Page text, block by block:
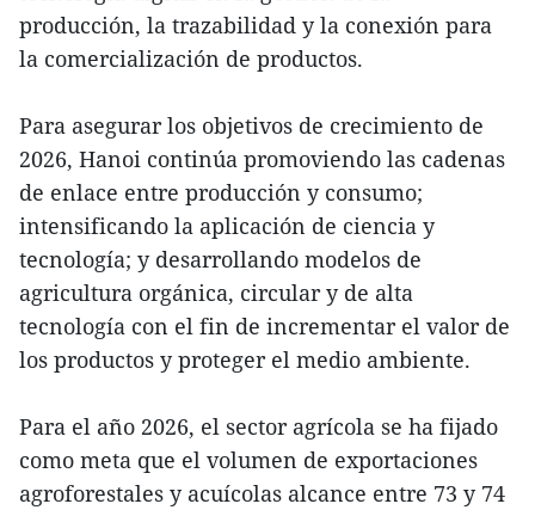
producción, la trazabilidad y la conexión para
la comercialización de productos.
Para asegurar los objetivos de crecimiento de
2026, Hanoi continúa promoviendo las cadenas
de enlace entre producción y consumo;
intensificando la aplicación de ciencia y
tecnología; y desarrollando modelos de
agricultura orgánica, circular y de alta
tecnología con el fin de incrementar el valor de
los productos y proteger el medio ambiente.
Para el año 2026, el sector agrícola se ha fijado
como meta que el volumen de exportaciones
agroforestales y acuícolas alcance entre 73 y 74